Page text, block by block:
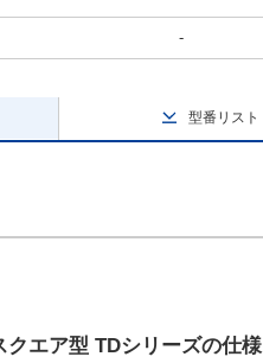
-
型番リスト
エア型 TDシリーズの仕様